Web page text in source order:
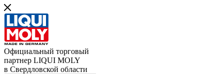
Официальный торговый
партнер LIQUI MOLY
в Свердловской области